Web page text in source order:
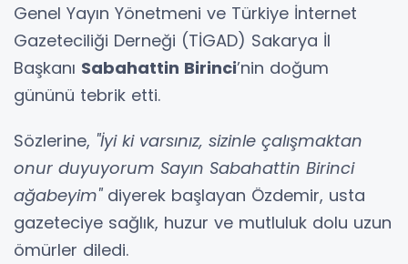
Genel Yayın Yönetmeni ve Türkiye İnternet
Gazeteciliği Derneği (TİGAD) Sakarya İl
Başkanı Sabahattin Birinci’nin doğum
gününü tebrik etti.
Sözlerine, "İyi ki varsınız, sizinle çalışmaktan
onur duyuyorum Sayın Sabahattin Birinci
ağabeyim"diyerek başlayan Özdemir, usta
gazeteciye sağlık, huzur ve mutluluk dolu uzun
ömürler diledi.